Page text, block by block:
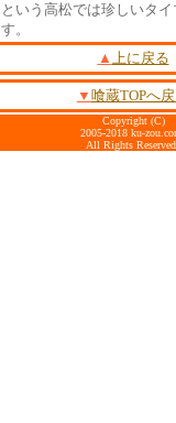
という高松では珍しいタ
す。
▲ 上に戻る
▼ 喰蔵TOPへ
Copyright (C)
2005-2018 ku-
All Rights Reserved.